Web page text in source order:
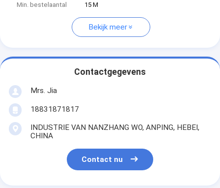
Min. bestelaantal
15 M
Bekijk meer
Contactgegevens
Mrs. Jia
18831871817
INDUSTRIE VAN NANZHANG WO, ANPING, HEBEI,
CHINA
Contact nu